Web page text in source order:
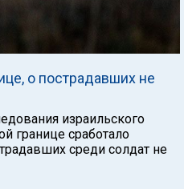
о пострадавших не
израильского
границе сработало
среди солдат не